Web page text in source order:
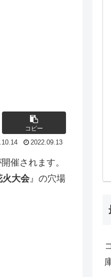
コピー
2022.09.13
催されます。
火大会』の穴場